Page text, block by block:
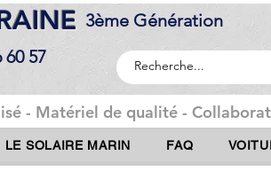
3ème Génération
60 57
- Matériel de qualité -
LE SOLAIRE MARIN FAQ